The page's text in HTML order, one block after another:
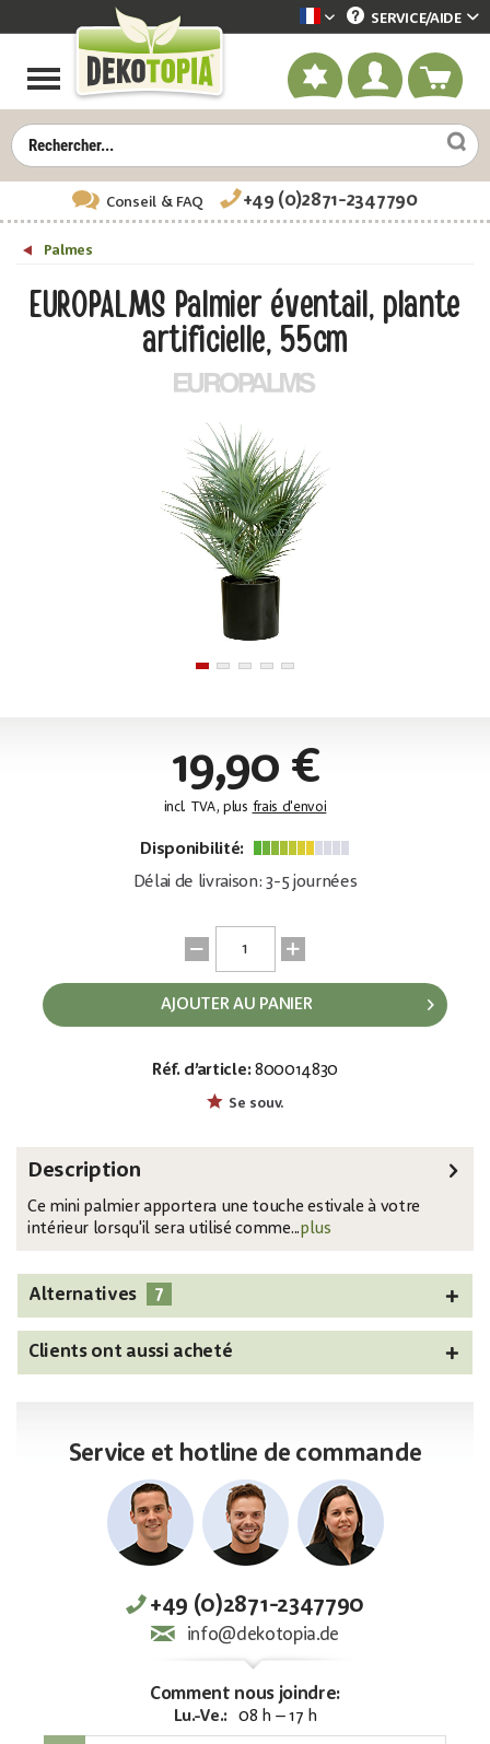
Dekotopia französisch
SERVICE/AIDE
Conseil& FAQ +49 (0)2871-2347790
Palmes
EUROPALMS Palmier éventail, plante
artificielle, 55cm
19,90 €
incl. TVA, plus frais d'envoi
Disponibilité:
Délai de livraison: 3-5 journées
AJOUTER AU PANIER
Réf. d’article: 800014830
Se souv.
Description
Ce mini palmier apportera une touche estivale à votre
intérieur lorsqu'il sera utilisé comme...plus
Alternatives 7
Clients ont aussi acheté
Service et hotline de commande
+49 (0)2871-2347790
info@dekotopia.de
Comment nous joindre:
Lu.-Ve.: 08 h – 17 h